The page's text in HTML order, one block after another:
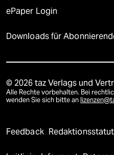
ePaper Login
Downloads für
© 2026 taz Verlags und
Alle Rechte vorbehalten. Bei
wenden Sie sich bitte an
Feedback Redaktionsstatut